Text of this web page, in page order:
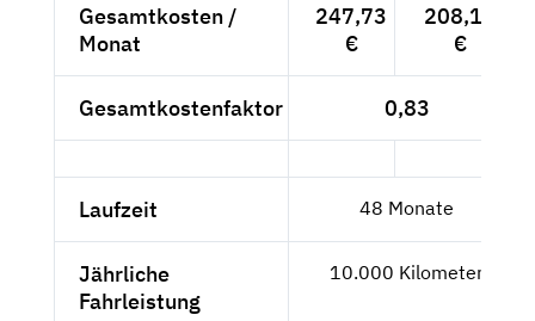
Gesamtkosten /
Monat
247,73
€
208,18
€
Gesamtkostenfaktor 0,83
Laufzeit 48 Monate
Jährliche
Fahrleistung
10.000 Kilometer